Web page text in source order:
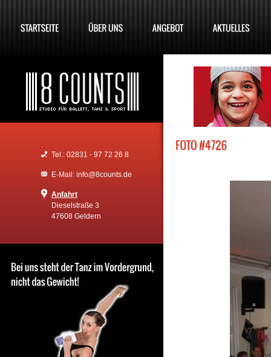
Tel.: 02831 - 97 72 26 8
E-Mail: info@8counts.de
Anfahrt
Dieselstraße 3
47608 Geldern